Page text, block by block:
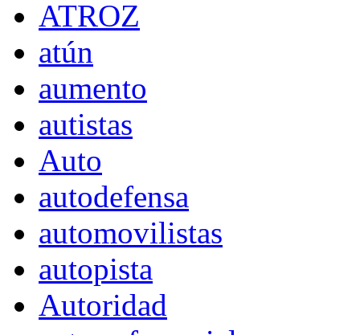
ATROZ
atún
aumento
autistas
Auto
autodefensa
automovilistas
autopista
Autoridad